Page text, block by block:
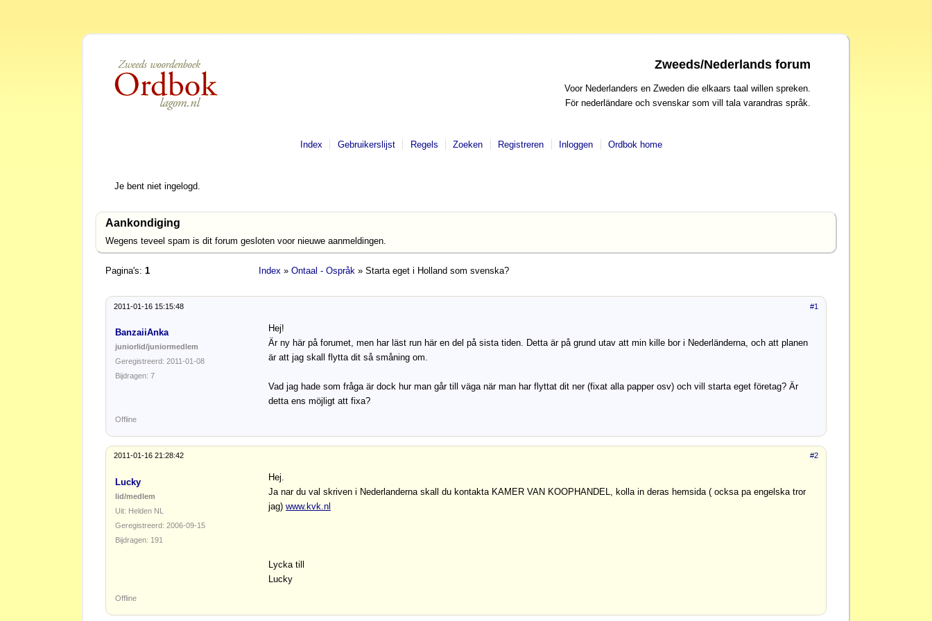
Zweeds/Nederlands forum
Voor Nederlanders en Zweden die elkaars taal willen spreken.
För nederländare och svenskar som vill tala varandras språk.
Index Gebruikerslijst Regels Zoeken Registreren Inloggen Ordbok home
Je bent niet ingelogd.
Aankondiging
Wegens teveel spam is dit forum gesloten voor nieuwe aanmeldingen.
Pagina's: 1 Index » Ontaal - Ospråk » Starta eget i Holland som svenska?
#1
2011-01-16 15:15:48
BanzaiiAnka
juniorlid/juniormedlem
Geregistreerd: 2011-01-08
Bijdragen: 7
Hej!
Är ny här på forumet, men har läst run här en del på sista tiden. Detta är på grund utav att min kille bor i Nederländerna, och att planen
är att jag skall flytta dit så småning om.
Vad jag hade som fråga är dock hur man går till väga när man har flyttat dit ner (fixat alla papper osv) och vill starta eget företag? Är
detta ens möjligt att fixa?
Offline
#2
2011-01-16 21:28:42
Lucky
lid/medlem
Uit: Helden NL
Geregistreerd: 2006-09-15
Bijdragen: 191
Hej.
Ja nar du val skriven i Nederlanderna skall du kontakta KAMER VAN KOOPHANDEL, kolla in deras hemsida ( ocksa pa engelska tror
jag) www.kvk.nl
Lycka till
Lucky
Offline